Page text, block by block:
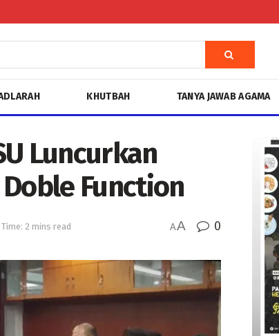
KHUTBAH TANYA JAWAB AGAMA
Luncurkan
Function
Time: 2 mins read AA 0